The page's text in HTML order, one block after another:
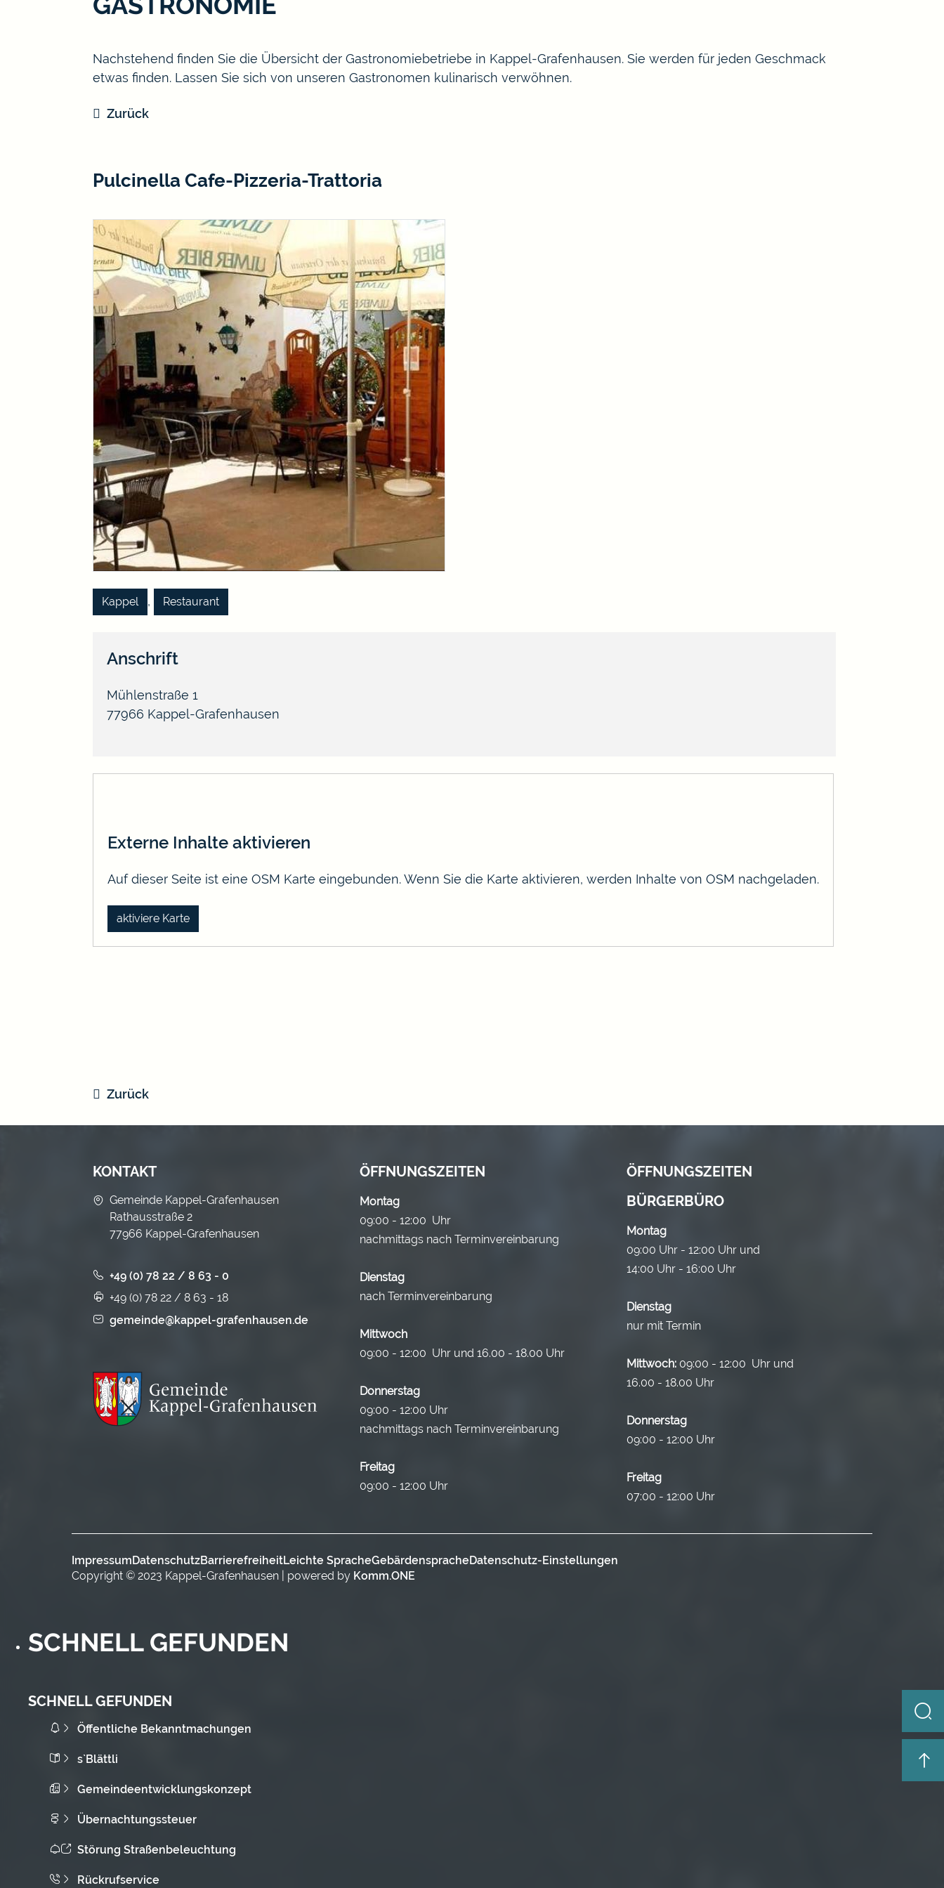
Nachstehend finden Sie die Übersicht der Gastronomiebetriebe in Kappel-Grafenhausen. Sie werden für jeden Geschmack
etwas finden. Lassen Sie sich von unseren Gastronomen kulinarisch verwöhnen.
Zurück
Pulcinella Cafe-Pizzeria-Trattoria
Anschrift
Mühlenstraße 1
77966 Kappel-Grafenhausen
Externe Inhalte aktivieren
Auf dieser Seite ist eine OSM Karte eingebunden. Wenn Sie die Karte aktivieren, werden Inhalte von OSM nachgeladen.
aktiviere Karte
Kappel , Restaurant
Zurück
KONTAKT
Gemeinde Kappel-Grafenhausen
Rathausstraße 2
77966 Kappel-Grafenhausen
+49 (0) 78 22 / 8 63 - 0
+49 (0) 78 22 / 8 63 - 18
gemeinde@kappel-grafenhausen.de
ÖFFNUNGSZEITEN
Montag
09:00 - 12:00 Uhr
nachmittags nach Terminvereinbarung
Dienstag
nach Terminvereinbarung
Mittwoch
09:00 - 12:00 Uhr und 16.00 - 18.00 Uhr
Donnerstag
09:00 - 12:00 Uhr
nachmittags nach Terminvereinbarung
Freitag
09:00 - 12:00 Uhr
ÖFFNUNGSZEITEN
BÜRGERBÜRO
Montag
09:00 Uhr - 12:00 Uhr und
14:00 Uhr - 16:00 Uhr
Dienstag
nur mit Termin
Mittwoch: 09:00 - 12:00 Uhr und
16.00 - 18.00 Uhr
Donnerstag
09:00 - 12:00 Uhr
Freitag
07:00 - 12:00 Uhr
ImpressumDatenschutzBarrierefreiheitLeichte SpracheGebärdenspracheDatenschutz-Einstellungen
Copyright © 2023 Kappel-Grafenhausen | powered by Komm.ONE
SCHNELL GEFUNDEN
SCHNELL GEFUNDEN
Öffentliche Bekanntmachungen
s`Blättli
Gemeindeentwicklungskonzept
Übernachtungssteuer
Störung Straßenbeleuchtung
Rückrufservice